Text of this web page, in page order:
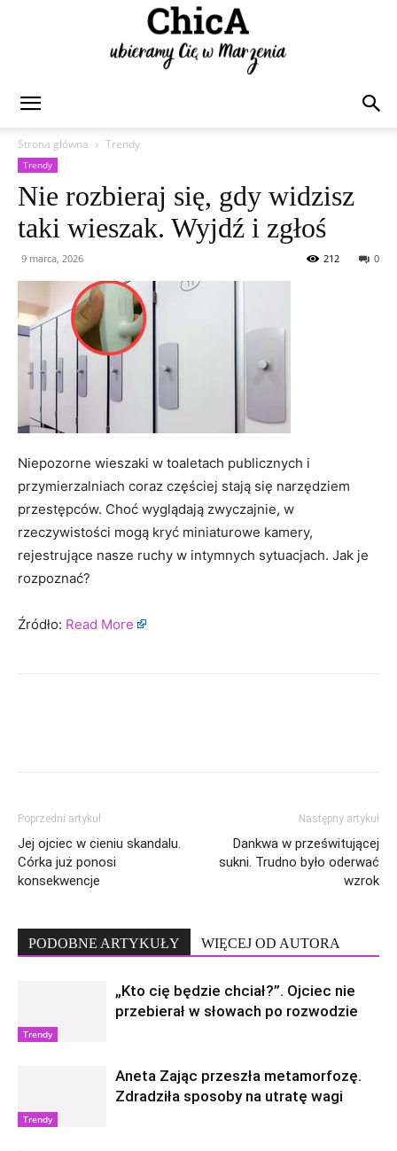
Strona główna
Trendy
Trendy
Nie rozbieraj się, gdy widzisz
taki wieszak. Wyjdź i zgłoś
9 marca, 2026 0
212
Niepozorne wieszaki w toaletach publicznych i
przymierzalniach coraz częściej stają się narzędziem
przestępców. Choć wyglądają zwyczajnie, w
rzeczywistości mogą kryć miniaturowe kamery,
rejestrujące nasze ruchy w intymnych sytuacjach. Jak je
rozpoznać?
Źródło: Read More
Poprzedni artykuł
Jej ojciec w cieniu skandalu.
Córka już ponosi
konsekwencje
Następny artykuł
Dankwa w prześwitującej
sukni. Trudno było oderwać
wzrok
PODOBNE ARTYKUŁY WIĘCEJ OD AUTORA
Trendy
„Kto cię będzie chciał?”. Ojciec nie
przebierał w słowach po rozwodzie
Trendy
Aneta Zając przeszła metamorfozę.
Zdradziła sposoby na utratę wagi